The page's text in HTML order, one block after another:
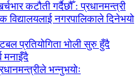
कटौती गर्दैछौँ : प्रधानमन्त्री
विद्यालयलाई नगरपालिकाले दिनेभयो
प्रतियोगिता भोली सुरु हुँदै
मनाइँदै
भन्नुभयोः